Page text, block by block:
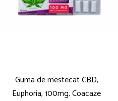
Guma de mestecat CBD,
Euphoria, 100mg, Coacaze